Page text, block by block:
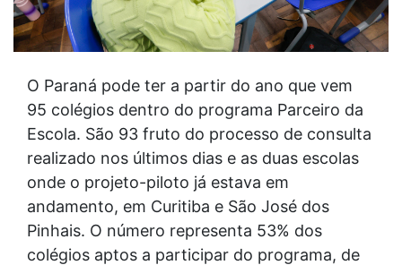
O Paraná pode ter a partir do ano que vem
95 colégios dentro do programa Parceiro da
Escola. São 93 fruto do processo de consulta
realizado nos últimos dias e as duas escolas
onde o projeto-piloto já estava em
andamento, em Curitiba e São José dos
Pinhais. O número representa 53% dos
colégios aptos a participar do programa, de